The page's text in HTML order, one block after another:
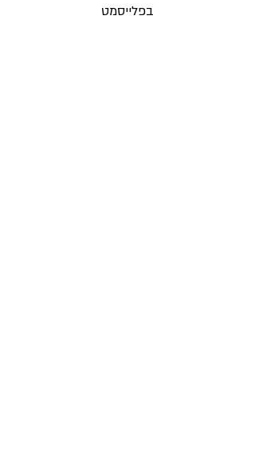
בפלייסמט